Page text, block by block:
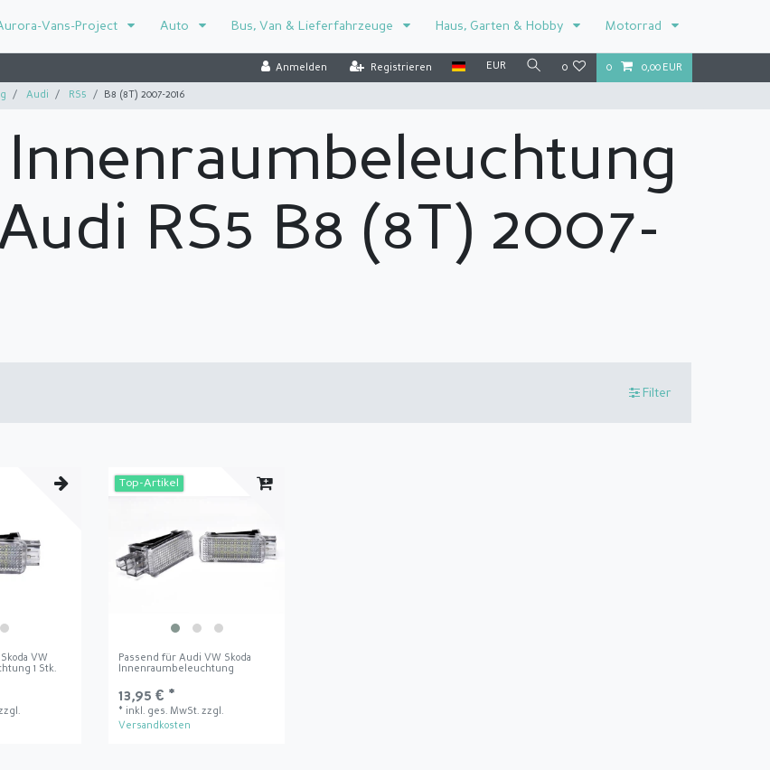
Vans-Project Auto Bus, Van & Lieferfahrzeuge Haus, Garten & Hobby Motorrad
Anmelden Registrieren EUR 0 0 0,00 EUR
Audi RS5 B8 (8T) 2007-2016
RS5 B8 (8T) 2007-
Filter
VW
1 Stk.
Top-Artikel
Passend für Audi VW Skoda
Innenraumbeleuchtung
13,95 € *
* inkl. ges. MwSt. zzgl.
Versandkosten